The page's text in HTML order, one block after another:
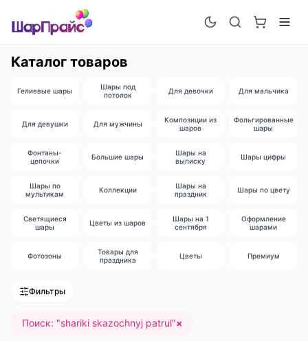
Каталог товаров
Гелиевые шары
Шары под
потолок
Для девочки Для мальчика
Для девушки Для мужчины
Композиции из
шаров
Фольгированные
шары
Фонтаны-
цепочки
Большие шары
Шары на
выписку
Шары цифры
Шары по
мультикам
Коллекции
Шары на
праздник
Шары по цвету
Светящиеся
шары
Цветы из шаров
Шары на 1
сентября
Оформление
шарами
Фотозоны
Товары для
праздника
Цветы Премиум
Фильтры
Поиск: "shariki skazochnyj patrul"×